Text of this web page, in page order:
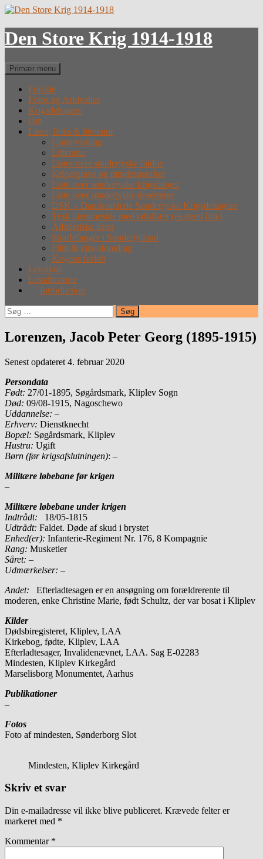
Hop
indhold
Den Store Krig 1914-1918
Søg
Primær menu
Forside
Fotos og Arkivalier
Krigsdeltagere
Om
Lister, links & litteratur
Undervisning
Litteratur
Lister over sønderjyske faldne
Krigergrave og mindesmærker
Liste over sønderjyske krigsfanger
Liste over sønderjyske desertører
DSK – Dansksindede Sønderjyske Krigsdeltagere
Tysk hjemmeside med tabslister (eksternt link)
Alfabetiske lister
Straffefanger i Sønderjylland
Film & videoforedrag
Krigens forløb
Leksikon
Lokalhistorie
Introduction
Søg
efter:
Lorenzen, Jacob Peter Georg (1895-1915)
Senest opdateret 4. februar 2020
Persondata
Født: 27/01-1895, Søgårdsmark, Kliplev Sogn
Død: 09/08-1915, Nagoschewo
Uddannelse: –
Erhverv: Dienstknecht
Bopæl: Søgårdsmark, Kliplev
Hustru: Ugift
Børn (før krigsafslutningen): –
Militære løbebane før krigen
–
Militære løbebane under krigen
Indtrådt: 18/05-1815
Udtrådt: Faldet. Døde af skud i brystet
Enhed(er): Infanterie-Regiment Nr. 176, 8 Kompagnie
Rang: Musketier
Såret: –
Udmærkelser: –
Andet: Efterladtesagen er en ansøgning om forældrerente til
moderen, enke Christine Marie, født Schultz, der var bosat i Kliplev
Kilder
Dødsbiregisteret, Kliplev, LAA
Kirkebog, fødte, Kliplev, LAA
Efterladtesager, Invalidenævnet, LAA. Sag E-02283
Mindesten, Kliplev Kirkegård
Marselisborg Monumentet, Aarhus
Publikationer
–
Fotos
Foto af mindesten, Sønderborg Slot
Mindesten, Kliplev Kirkegård
Skriv et svar
Din e-mailadresse vil ikke blive publiceret. Krævede felter er
markeret med *
Kommentar *